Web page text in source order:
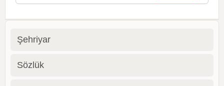
Şehriyar
Sözlük